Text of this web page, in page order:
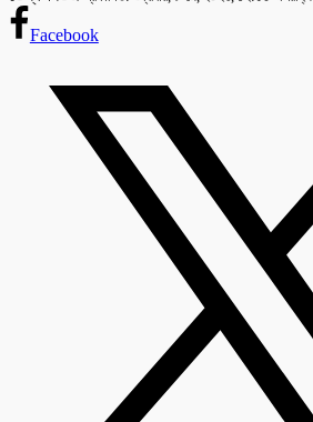
Facebook